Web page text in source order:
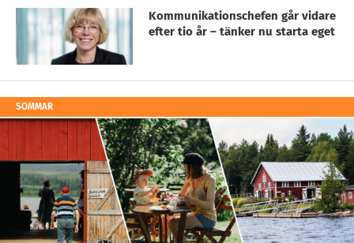
Kommunikationschefen går vidare
efter tio år – tänker nu starta eget
SOMMAR